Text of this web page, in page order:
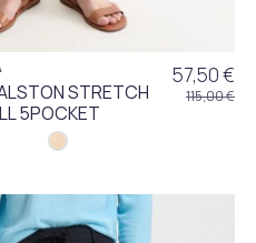
STRETCH
5POCKET
57,50 €
115,00 €